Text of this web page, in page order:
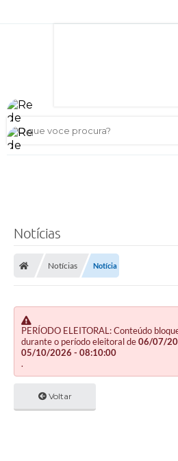
O que voce procura?
Notícias
Notícias Notícia
PERÍODO ELEITORAL: Conteúdo
durante o período eleitoral de06/07/
05/10/2026 - 08:10:00
.
Voltar